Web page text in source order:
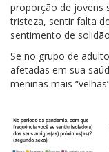
proporção de jovens
tristeza, sentir falta
sentimento de
Se no grupo de
afetadas em sua
meninas mais